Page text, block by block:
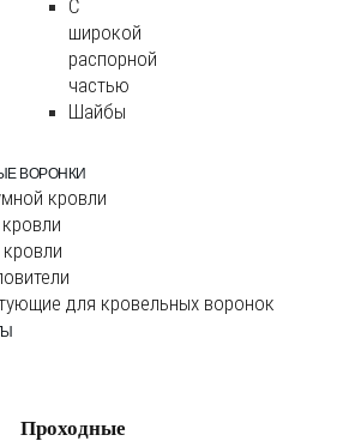
С
широкой
распорной
частью
Шайбы
ВОРОНКИ
кровли
для кровельных воронок
Проходные